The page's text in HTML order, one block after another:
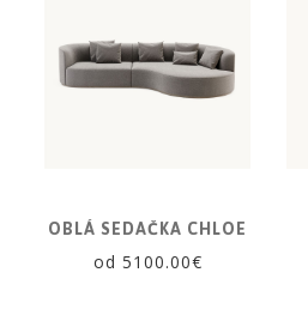
OBLÁ SEDAČKA CHLOE
od 5100.00€